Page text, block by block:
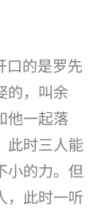
的是罗先
的，叫余
他一起落
此时三人能
小的力。但
，此时一听